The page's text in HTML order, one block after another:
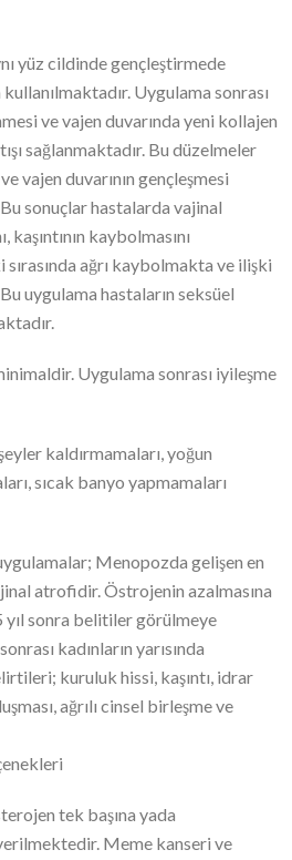
yüz cildinde gençleştirmede
Uygulama sonrası
ve vajen duvarında yeni kollajen
sağlanmaktadır. Bu düzelmeler
vajen duvarının gençleşmesi
sonuçlar hastalarda vajinal
kaşıntının kaybolmasını
ağrı kaybolmakta ve ilişki
uygulama hastaların seksüel
Uygulama sonrası iyileşme
kaldırmamaları, yoğun
sıcak banyo yapmamaları
Menopozda gelişen en
atrofidir. Östrojenin azalmasına
yıl sonra belitiler görülmeye
kadınların yarısında
kuruluk hissi, kaşıntı, idrar
ağrılı cinsel birleşme ve
tek başına yada
Meme kanseri ve